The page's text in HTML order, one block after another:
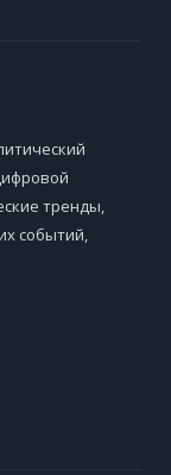
тренды,
событий,